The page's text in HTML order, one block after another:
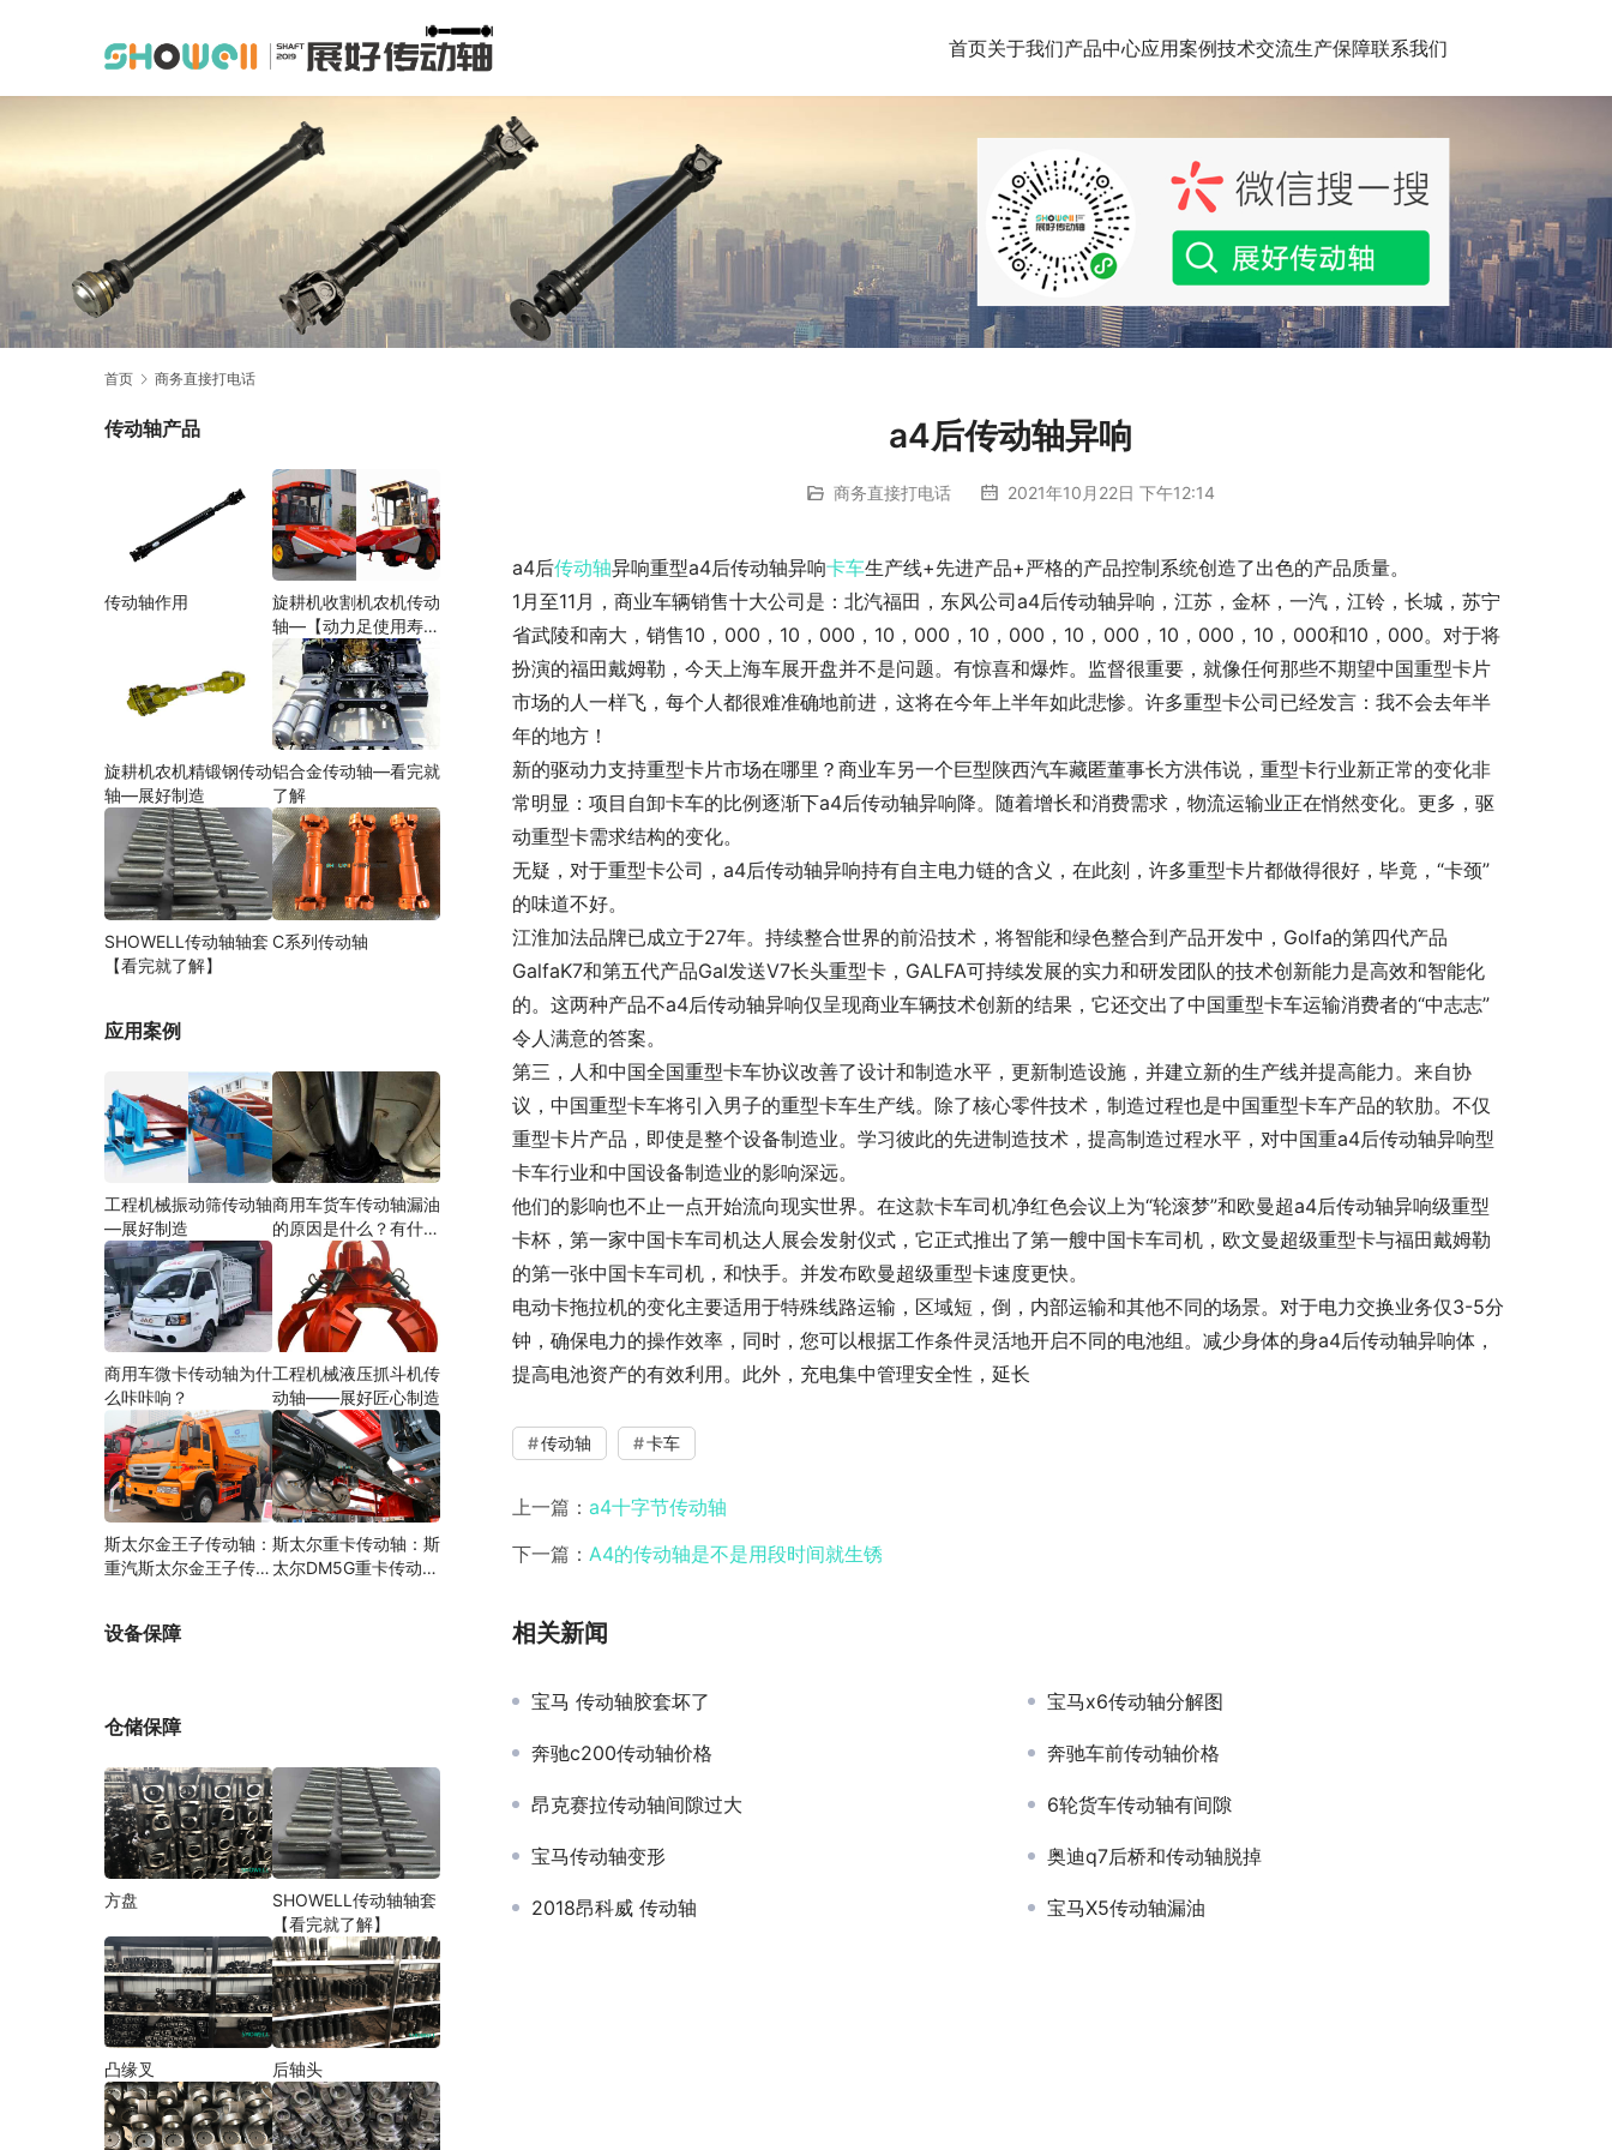
首页关于我们产品中心应用案例技术交流生产保障联系我们
首页 商务直接打电话
a4后传动轴异响
商务直接打电话 2021年10月22日 下午12:14
a4后传动轴异响重型a4后传动轴异响卡车生产线+先进产品+严格的产品控制系统创造了出色的产品质量。
1月至11月，商业车辆销售十大公司是：北汽福田，东风公司a4后传动轴异响，江苏，金杯，一汽，江铃，长城，苏宁
省武陵和南大，销售10，000，10，000，10，000，10，000，10，000，10，000，10，000和10，000。对于将
扮演的福田戴姆勒，今天上海车展开盘并不是问题。有惊喜和爆炸。监督很重要，就像任何那些不期望中国重型卡片
市场的人一样飞，每个人都很难准确地前进，这将在今年上半年如此悲惨。许多重型卡公司已经发言：我不会去年半
年的地方！
新的驱动力支持重型卡片市场在哪里？商业车另一个巨型陕西汽车藏匿董事长方洪伟说，重型卡行业新正常的变化非
常明显：项目自卸卡车的比例逐渐下a4后传动轴异响降。随着增长和消费需求，物流运输业正在悄然变化。更多，驱
动重型卡需求结构的变化。
无疑，对于重型卡公司，a4后传动轴异响持有自主电力链的含义，在此刻，许多重型卡片都做得很好，毕竟，“卡颈”
的味道不好。
江淮加法品牌已成立于27年。持续整合世界的前沿技术，将智能和绿色整合到产品开发中，Golfa的第四代产品
GalfaK7和第五代产品Gal发送V7长头重型卡，GALFA可持续发展的实力和研发团队的技术创新能力是高效和智能化
的。这两种产品不a4后传动轴异响仅呈现商业车辆技术创新的结果，它还交出了中国重型卡车运输消费者的“中志志”
令人满意的答案。
第三，人和中国全国重型卡车协议改善了设计和制造水平，更新制造设施，并建立新的生产线并提高能力。来自协
议，中国重型卡车将引入男子的重型卡车生产线。除了核心零件技术，制造过程也是中国重型卡车产品的软肋。不仅
重型卡片产品，即使是整个设备制造业。学习彼此的先进制造技术，提高制造过程水平，对中国重a4后传动轴异响型
卡车行业和中国设备制造业的影响深远。
他们的影响也不止一点开始流向现实世界。在这款卡车司机净红色会议上为“轮滚梦”和欧曼超a4后传动轴异响级重型
卡杯，第一家中国卡车司机达人展会发射仪式，它正式推出了第一艘中国卡车司机，欧文曼超级重型卡与福田戴姆勒
的第一张中国卡车司机，和快手。并发布欧曼超级重型卡速度更快。
电动卡拖拉机的变化主要适用于特殊线路运输，区域短，倒，内部运输和其他不同的场景。对于电力交换业务仅3-5分
钟，确保电力的操作效率，同时，您可以根据工作条件灵活地开启不同的电池组。减少身体的身a4后传动轴异响体，
提高电池资产的有效利用。此外，充电集中管理安全性，延长
传动轴 卡车
上一篇： a4十字节传动轴
下一篇： A4的传动轴是不是用段时间就生锈
相关新闻
宝马 传动轴胶套坏了 宝马x6传动轴分解图
奔驰c200传动轴价格 奔驰车前传动轴价格
昂克赛拉传动轴间隙过大 6轮货车传动轴有间隙
宝马传动轴变形 奥迪q7后桥和传动轴脱掉
2018昂科威 传动轴 宝马X5传动轴漏油
传动轴产品
传动轴作用
旋耕机收割机农机传动
轴—【动力足使用寿命
久】
旋耕机农机精锻钢传动
轴—展好制造
铝合金传动轴—看完就
了解
SHOWELL传动轴轴套
【看完就了解】
C系列传动轴
应用案例
工程机械振动筛传动轴
—展好制造
商用车货车传动轴漏油
的原因是什么？有什么
商用车微卡传动轴为什
么咔咔响？
工程机械液压抓斗机传
动轴——展好匠心制造
斯太尔金王子传动轴：
重汽斯太尔金王子传动
斯太尔重卡传动轴：斯
太尔DM5G重卡传动轴
设备保障
仓储保障
方盘
SHOWELL传动轴轴套
【看完就了解】
凸缘叉 后轴头